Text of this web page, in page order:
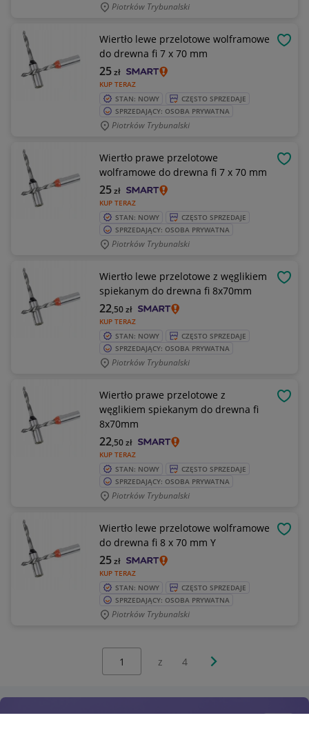
Piotrków Trybunalski
Wiertło lewe przelotowe wolframowe
do drewna fi 7 x 70 mm
KUP TERAZ
25zł
STAN: NOWY
CZĘSTO SPRZEDAJE
SPRZEDAJĄCY: OSOBA PRYWATNA
Piotrków Trybunalski
Wiertło prawe przelotowe
wolframowe do drewna fi 7 x 70 mm
KUP TERAZ
25zł
STAN: NOWY
CZĘSTO SPRZEDAJE
SPRZEDAJĄCY: OSOBA PRYWATNA
Piotrków Trybunalski
Wiertło lewe przelotowe z węglikiem
spiekanym do drewna fi 8x70mm
KUP TERAZ
22,50zł
STAN: NOWY
CZĘSTO SPRZEDAJE
SPRZEDAJĄCY: OSOBA PRYWATNA
Piotrków Trybunalski
Wiertło prawe przelotowe z
węglikiem spiekanym do drewna fi
8x70mm
KUP TERAZ
22,50zł
STAN: NOWY
CZĘSTO SPRZEDAJE
SPRZEDAJĄCY: OSOBA PRYWATNA
Piotrków Trybunalski
Wiertło lewe przelotowe wolframowe
do drewna fi 8 x 70 mm Y
KUP TERAZ
25zł
STAN: NOWY
CZĘSTO SPRZEDAJE
SPRZEDAJĄCY: OSOBA PRYWATNA
Piotrków Trybunalski
z 4 Następna strona